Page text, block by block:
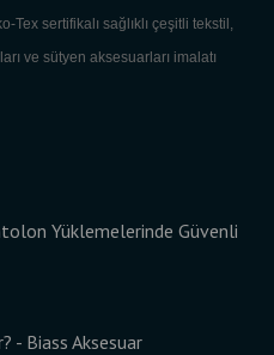
Tex sertifikalı sağlıklı çeşitli tekstil,
ve sütyen aksesuarları imalatı
Yüklemelerinde Güvenli
- Biass Aksesuar